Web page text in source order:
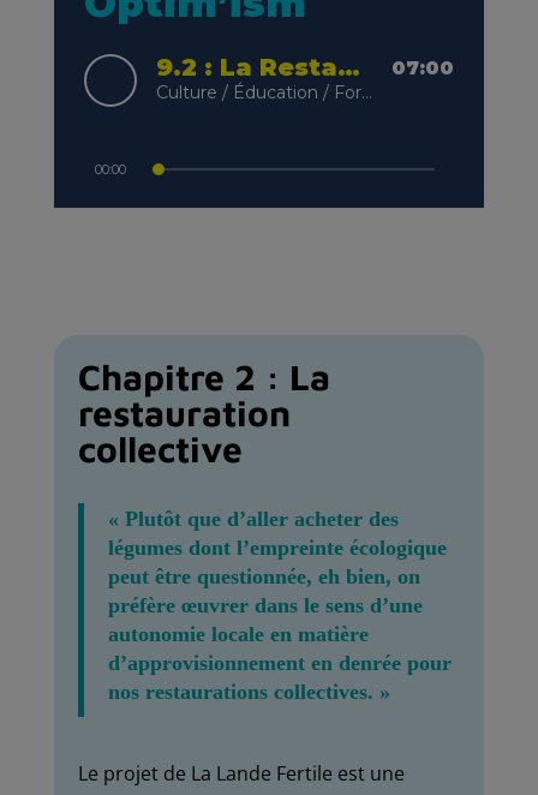
Chapitre 2 : La
restauration
collective
« Plutôt que d’aller acheter des
légumes dont l’empreinte écologique
peut être questionnée, eh bien, on
préfère œuvrer dans le sens d’une
autonomie locale en matière
d’approvisionnement en denrée pour
nos restaurations collectives. »
Le projet de La Lande Fertile est une